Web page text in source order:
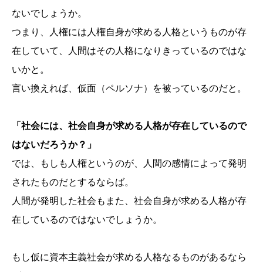
ないでしょうか。
つまり、人権には人権自身が求める人格というものが存
在していて、人間はその人格になりきっているのではな
いかと。
言い換えれば、仮面（ペルソナ）を被っているのだと。
「社会には、社会自身が求める人格が存在しているので
はないだろうか？」
では、もしも人権というのが、人間の感情によって発明
されたものだとするならば。
人間が発明した社会もまた、社会自身が求める人格が存
在しているのではないでしょうか。
もし仮に資本主義社会が求める人格なるものがあるなら